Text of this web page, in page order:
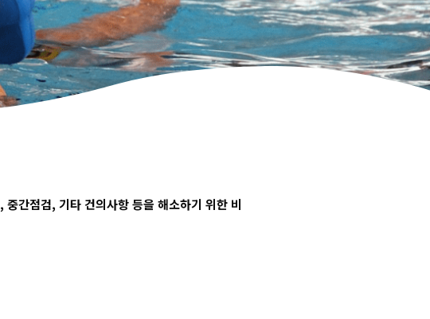
, 중간점검, 기타 건의사항 등을 해소하기 위한 비